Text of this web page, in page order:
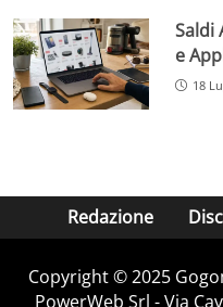
Saldi
e
18
Redazione
Copyright © 2025
PowerWeb Srl - Via